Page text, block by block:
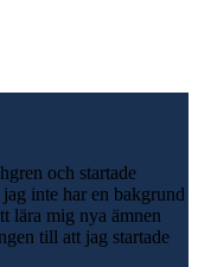
och startade
inte har en bakgrund
lära mig nya ämnen
till att jag startade